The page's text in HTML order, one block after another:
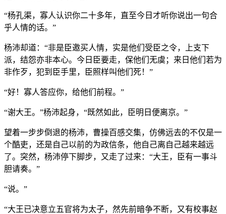
“杨孔渠，寡人认识你二十多年，直至今日才听你说出一句合
乎人情的话。”
杨沛却道：“非是臣邀买人情，实是他们受臣之令，上支下
派，结怨亦非本心。今日臣要走，保他们无虞；来日他们若为
非作歹，犯到臣手里，臣照样叫他们死！”
“好！寡人答应你，给他们前程。”
“谢大王。”杨沛起身，“既然如此，臣明日便离京。”
望着一步步倒退的杨沛，曹操百感交集，仿佛远去的不仅是一
个酷吏，还是自己以前的为政信条，他自己离自己越来越远
了。突然，杨沛停下脚步，又走了过来：“大王，臣有一事斗
胆请奏。”
“说。”
“大王已决意立五官将为太子，然先前暗争不断，又有校事赵